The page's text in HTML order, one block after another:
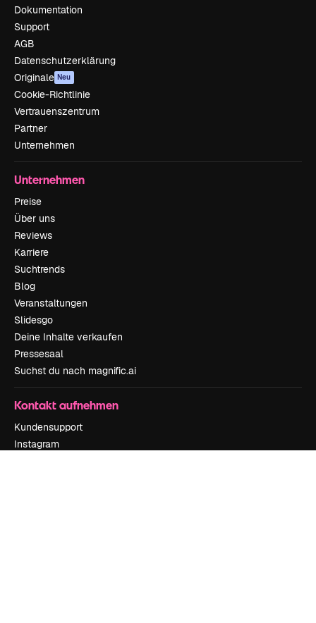
Dokumentation
Support
AGB
Datenschutzerklärung
Originale Neu
Cookie-Richtlinie
Vertrauenszentrum
Partner
Unternehmen
Unternehmen
Preise
Über uns
Reviews
Karriere
Suchtrends
Blog
Veranstaltungen
Slidesgo
Deine Inhalte verkaufen
Pressesaal
Suchst du nach magnific.ai
Kontakt aufnehmen
Kundensupport
Instagram